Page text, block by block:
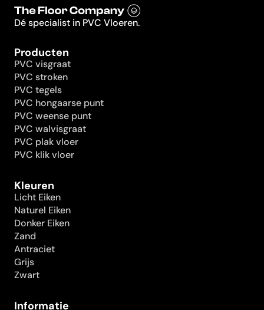
Dé specialist in PVC Vloeren.
Producten
PVC visgraat
PVC stroken
PVC tegels
PVC hongaarse punt
PVC weense punt
PVC walvisgraat
PVC plak vloer
PVC klik vloer
Kleuren
Licht Eiken
Naturel Eiken
Donker Eiken
Zand
Antraciet
Grijs
Zwart
Informatie